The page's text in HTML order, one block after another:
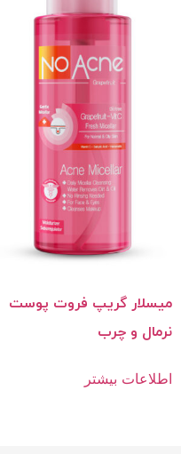
میسلار گریپ فروت پوست
نرمال و چرب
اطلاعات بیشتر